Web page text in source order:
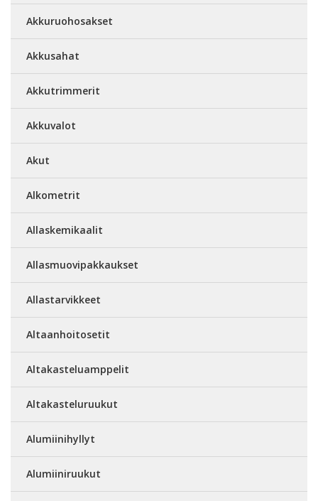
Akkuruohosakset
Akkusahat
Akkutrimmerit
Akkuvalot
Akut
Alkometrit
Allaskemikaalit
Allasmuovipakkaukset
Allastarvikkeet
Altaanhoitosetit
Altakasteluamppelit
Altakasteluruukut
Alumiinihyllyt
Alumiiniruukut